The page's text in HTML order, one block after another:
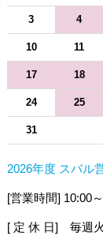
3 4
10 11
17 18
24 25
31
2026年度 スバル
[営業時間] 10:00
[ 定 休 日] 毎週